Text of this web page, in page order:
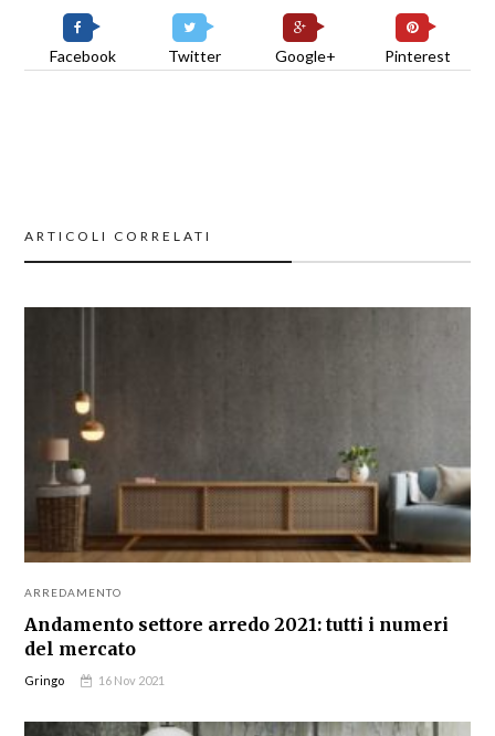
Facebook Twitter Google+ Pinterest
ARTICOLI CORRELATI
ARREDAMENTO
Andamento settore arredo 2021: tutti i numeri
del mercato
Gringo 16 Nov 2021